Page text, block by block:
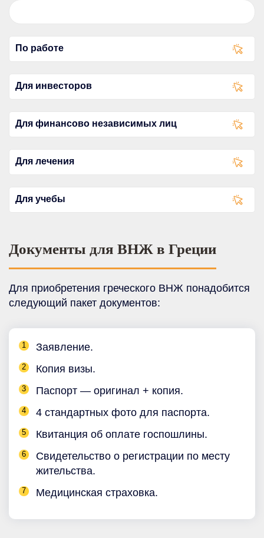
По работе
Для инвесторов
Для финансово независимых лиц
Для лечения
Для учебы
Документы для ВНЖ в Греции
Для приобретения греческого ВНЖ понадобится
следующий пакет документов:
Заявление.
Копия визы.
Паспорт — оригинал + копия.
4 стандартных фото для паспорта.
Квитанция об оплате госпошлины.
Свидетельство о регистрации по месту
жительства.
Медицинская страховка.